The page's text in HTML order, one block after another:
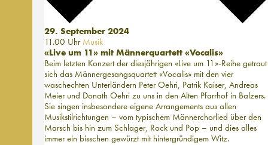
29. September 2024
11.00 Uhr Musik
«Live um 11» mit Männerquartett «Vocalis»
Beim letzten Konzert der diesjährigen «Live um 11»-Reihe getraut
sich das Männergesangsquartett «Vocalis» mit den vier
waschechten Unterländern Peter Oehri, Patrik Kaiser, Andreas
Meier und Donath Oehri zu uns in den Alten Pfarrhof in Balzers.
Sie singen insbesondere eigene Arrangements aus allen
Musikstilrichtungen – vom typischem Männerchorlied über den
Marsch bis hin zum Schlager, Rock und Pop – und dies alles
immer ein bisschen gewürzt mit hintergründigem Witz.